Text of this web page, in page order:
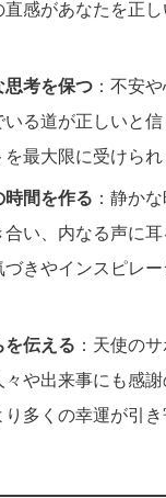
感があなたを正し
思考を保つ ：不安
いる道が正しいと
最大限に受けられ
時間を作る ：静か
い、内なる声に耳
づきやインスピレ
を伝える ：天使の
々や出来事にも感謝
多くの幸運が引き